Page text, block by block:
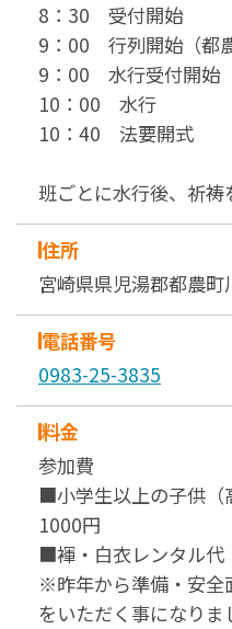
8：30 受付開始
9：00 行列開始（都
9：00 水行受付開始
10：00 水行
10：40 法要開式
班ごとに水行後、祈祷
住所
宮崎県県児湯郡都農町
電話番号
0983-25-3835
料金
参加費
■小学生以上の子供（
1000円
■褌・白衣レンタル
※昨年から準備・安全
をいただく事になりま